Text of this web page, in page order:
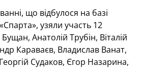
що відбулося на базі
узяли участь 12
Анатолій Трубін, Віталій
Караваєв, Владислав Ванат,
Судаков, Єгор Назарина,